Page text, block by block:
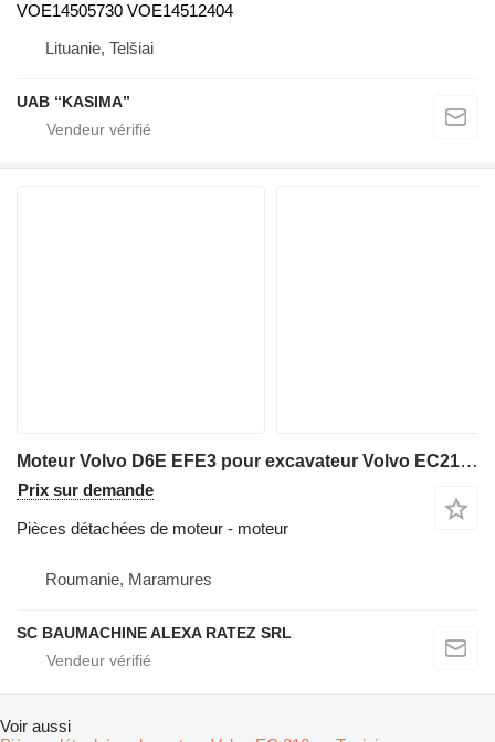
VOE14505730 VOE14512404
Lituanie, Telšiai
UAB “KASIMA”
Moteur Volvo D6E EFE3 pour excavateur Volvo EC210CL, EC210C
Prix sur demande
Pièces détachées de moteur - moteur
Roumanie, Maramures
SC BAUMACHINE ALEXA RATEZ SRL
Voir aussi